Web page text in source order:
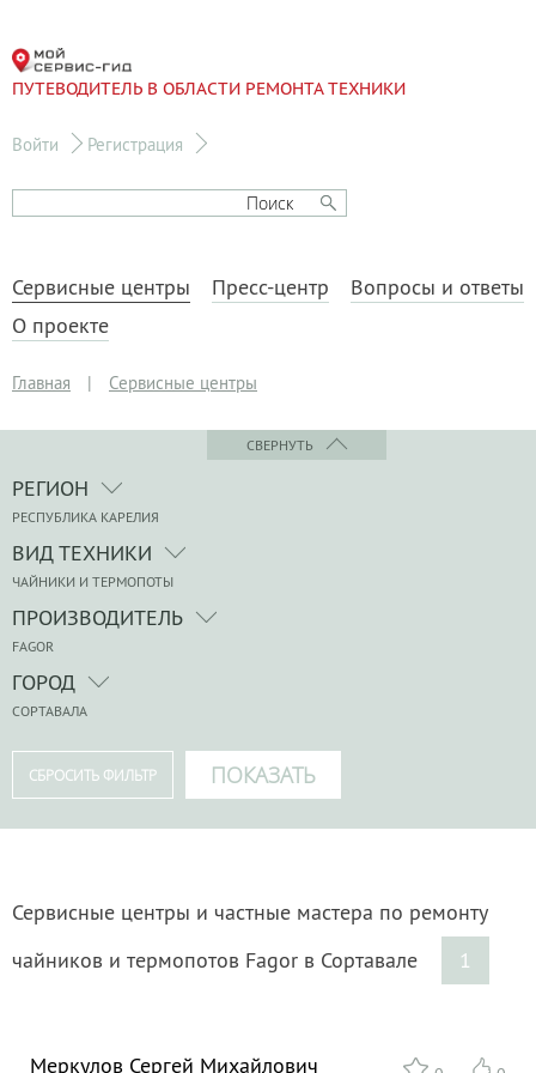
ПУТЕВОДИТЕЛЬ В ОБЛАСТИ РЕМОНТА ТЕХНИКИ
Войти Регистрация
Сервисные центры Пресс-центр
Вопросы и ответы
О проекте
Главная | Сервисные центры
СВЕРНУТЬ
РЕГИОН
РЕСПУБЛИКА КАРЕЛИЯ
ВИД ТЕХНИКИ
ЧАЙНИКИ И ТЕРМОПОТЫ
ПРОИЗВОДИТЕЛЬ
FAGOR
ГОРОД
СОРТАВАЛА
Сервисные центры и частные мастера по ремонту
чайников и термопотов Fagor в Сортавале
1
Меркулов Сергей Михайлович